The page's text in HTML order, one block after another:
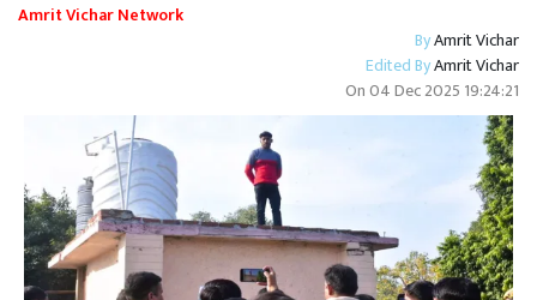
Amrit Vichar Network
ByAmrit Vichar
Edited ByAmrit Vichar
On04 Dec 2025 19:24:21